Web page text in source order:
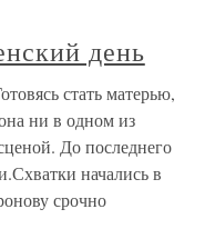
день
стать матерью,
ни в одном из
До последнего
начались в
срочно